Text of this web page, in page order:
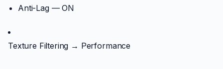
Anti-Lag — ON
Texture Filtering → Performance